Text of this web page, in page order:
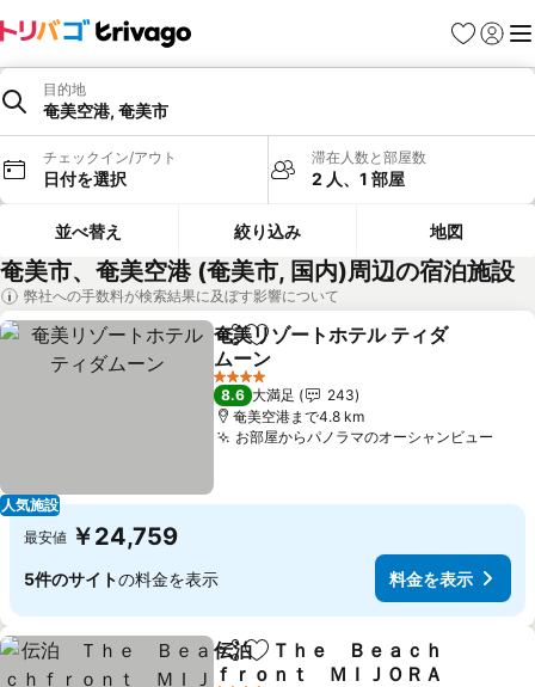
お気に入り
ログイ
メ
目的地
奄美空港, 奄美市
チェックイン/アウト
日付を選択
滞在人数と部屋数
2 人、1 部屋
並べ替え 絞り込み 地図
奄美市、奄美空港 (奄美市, 国内)周辺の宿泊施設
弊社への手数料が検索結果に及ぼす影響について
人気施設
シェアお気に入りに追加
奄美リゾートホテル ティダ
ムーン
4 ホテルのランク
8.6 大満足
243
奄美空港まで4.8 km
お部屋からパノラマのオーシャンビュー
最安値 ￥24,759
5件のサイトの料金を表示 料金を表示
シェアお気に入りに追加
伝泊 Ｔｈｅ Ｂｅａｃｈ
ｆｒｏｎｔ ＭＩＪＯＲＡ